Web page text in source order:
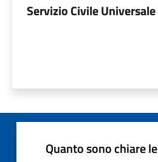
Servizio Civile Universale
Quanto sono chiare